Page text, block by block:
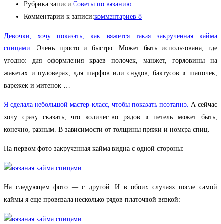
Рубрика записи:Советы по вязанию
Комментарии к записи:комментариев 8
Девочки, хочу показать, как вяжется такая закрученная кайма
спицами. Очень просто и быстро. Может быть использована, где
угодно: для оформления краев полочек, манжет, горловины на
жакетах и пуловерах, для шарфов или снудов, бактусов и шапочек,
варежек и митенок …
Я сделала небольшой мастер-класс, чтобы показать поэтапно. А сейчас
хочу сразу сказать, что количество рядов и петель может быть,
конечно, разным. В зависимости от толщины пряжи и номера спиц.
На первом фото закрученная кайма видна с одной стороны:
На следующем фото — с другой. И в обоих случаях после самой
каймы я еще провязала несколько рядов платочной вязкой: